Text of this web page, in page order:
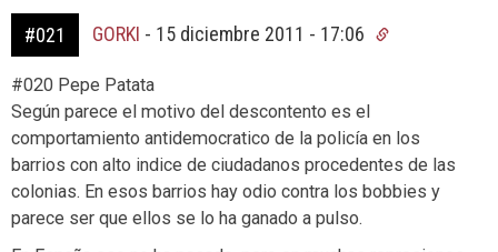
#021 GORKI - 15 diciembre 2011 - 17:06
#020 Pepe Patata
Según parece el motivo del descontento es el
comportamiento antidemocratico de la policía en los
barrios con alto indice de ciudadanos procedentes de las
colonias. En esos barrios hay odio contra los bobbies y
parece ser que ellos se lo ha ganado a pulso.